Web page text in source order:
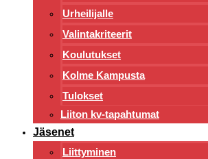
Urheilijalle
Valintakriteerit
Koulutukset
Kolme Kampusta
Tulokset
Liiton kv-tapahtumat
Jäsenet
Liittyminen